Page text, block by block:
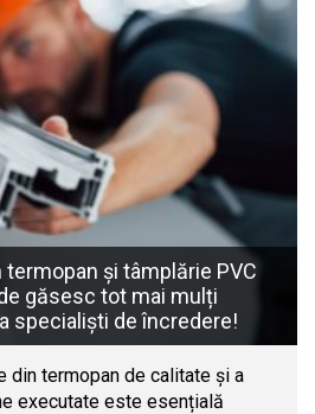
și tâmplărie PVC
găsesc tot mai mulți
specialiști de încredere!
din termopan de calitate și a
executate este esențială